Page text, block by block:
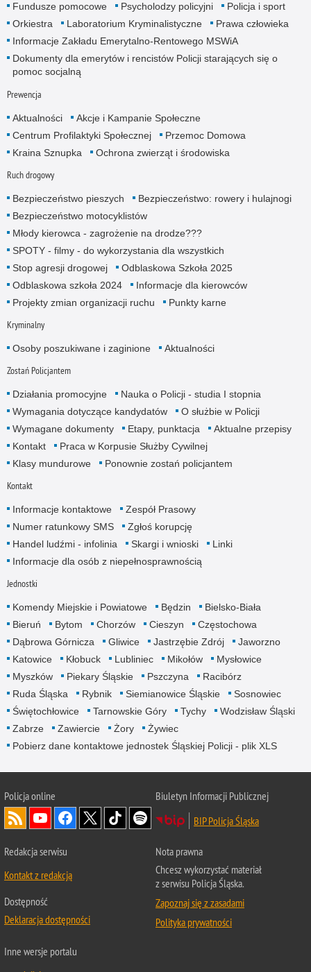
Fundusze pomocowe
Psycholodzy policyjni
Policja i sport
Orkiestra
Laboratorium Kryminalistyczne
Prawa człowieka
Informacje Zakładu Emerytalno-Rentowego MSWiA
Dokumenty dla emerytów i rencistów Policji starających się o
pomoc socjalną
Prewencja
Aktualności
Akcje i Kampanie Społeczne
Centrum Profilaktyki Społecznej
Przemoc Domowa
Kraina Sznupka
Ochrona zwierząt i środowiska
Ruch drogowy
Bezpieczeństwo pieszych
Bezpieczeństwo: rowery i hulajnogi
Bezpieczeństwo motocyklistów
Młody kierowca - zagrożenie na drodze???
SPOTY - filmy - do wykorzystania dla wszystkich
Stop agresji drogowej
Odblaskowa Szkoła 2025
Odblaskowa szkoła 2024
Informacje dla kierowców
Projekty zmian organizacji ruchu
Punkty karne
Kryminalny
Osoby poszukiwane i zaginione Aktualności
Zostań Policjantem
Działania promocyjne
Nauka o Policji - studia I stopnia
Wymagania dotyczące kandydatów
O służbie w Policji
Wymagane dokumenty
Etapy, punktacja
Aktualne przepisy
Kontakt
Praca w Korpusie Służby Cywilnej
Klasy mundurowe
Ponownie zostań policjantem
Kontakt
Informacje kontaktowe
Zespół Prasowy
Numer ratunkowy SMS
Zgłoś korupcję
Handel ludźmi - infolinia
Skargi i wnioski
Linki
Informacje dla osób z niepełnosprawnością
Jednostki
Komendy Miejskie i Powiatowe Będzin
Bielsko-Biała
Bieruń
Bytom Chorzów Cieszyn
Częstochowa
Dąbrowa Górnicza
Gliwice Jastrzębie Zdrój
Jaworzno
Katowice
Kłobuck Lubliniec Mikołów
Mysłowice
Myszków
Piekary Śląskie Pszczyna
Racibórz
Ruda Śląska
Rybnik Siemianowice Śląskie
Sosnowiec
Świętochłowice
Tarnowskie Góry Tychy
Wodzisław Śląski
Zabrze
Zawiercie Żory
Żywiec
Pobierz dane kontaktowe jednostek Śląskiej Policji - plik XLS
Policja online
Biuletyn Informacji Publicznej
BIP Policja Śląska
Redakcja serwisu
Kontakt z redakcją
Dostępność
Deklaracja dostępności
Nota prawna
Chcesz wykorzystać materiał
z serwisu Policja Śląska.
Zapoznaj się z zasadami
Polityka prywatności
Inne wersje portalu